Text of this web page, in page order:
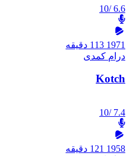
6.6
/10
1971 113 دقیقه
درام کمدی
Kotch
7.4
/10
1958 121 دقیقه